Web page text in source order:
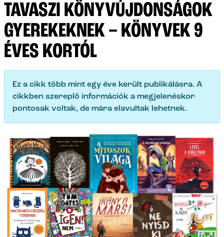
TAVASZI KÖNYVÚJDONSÁGOK
GYEREKEKNEK – KÖNYVEK 9
ÉVES KORTÓL
Ez a cikk több mint egy éve került publikálásra. A
cikkben szereplő információk a megjelenéskor
pontosak voltak, de mára elavultak lehetnek.